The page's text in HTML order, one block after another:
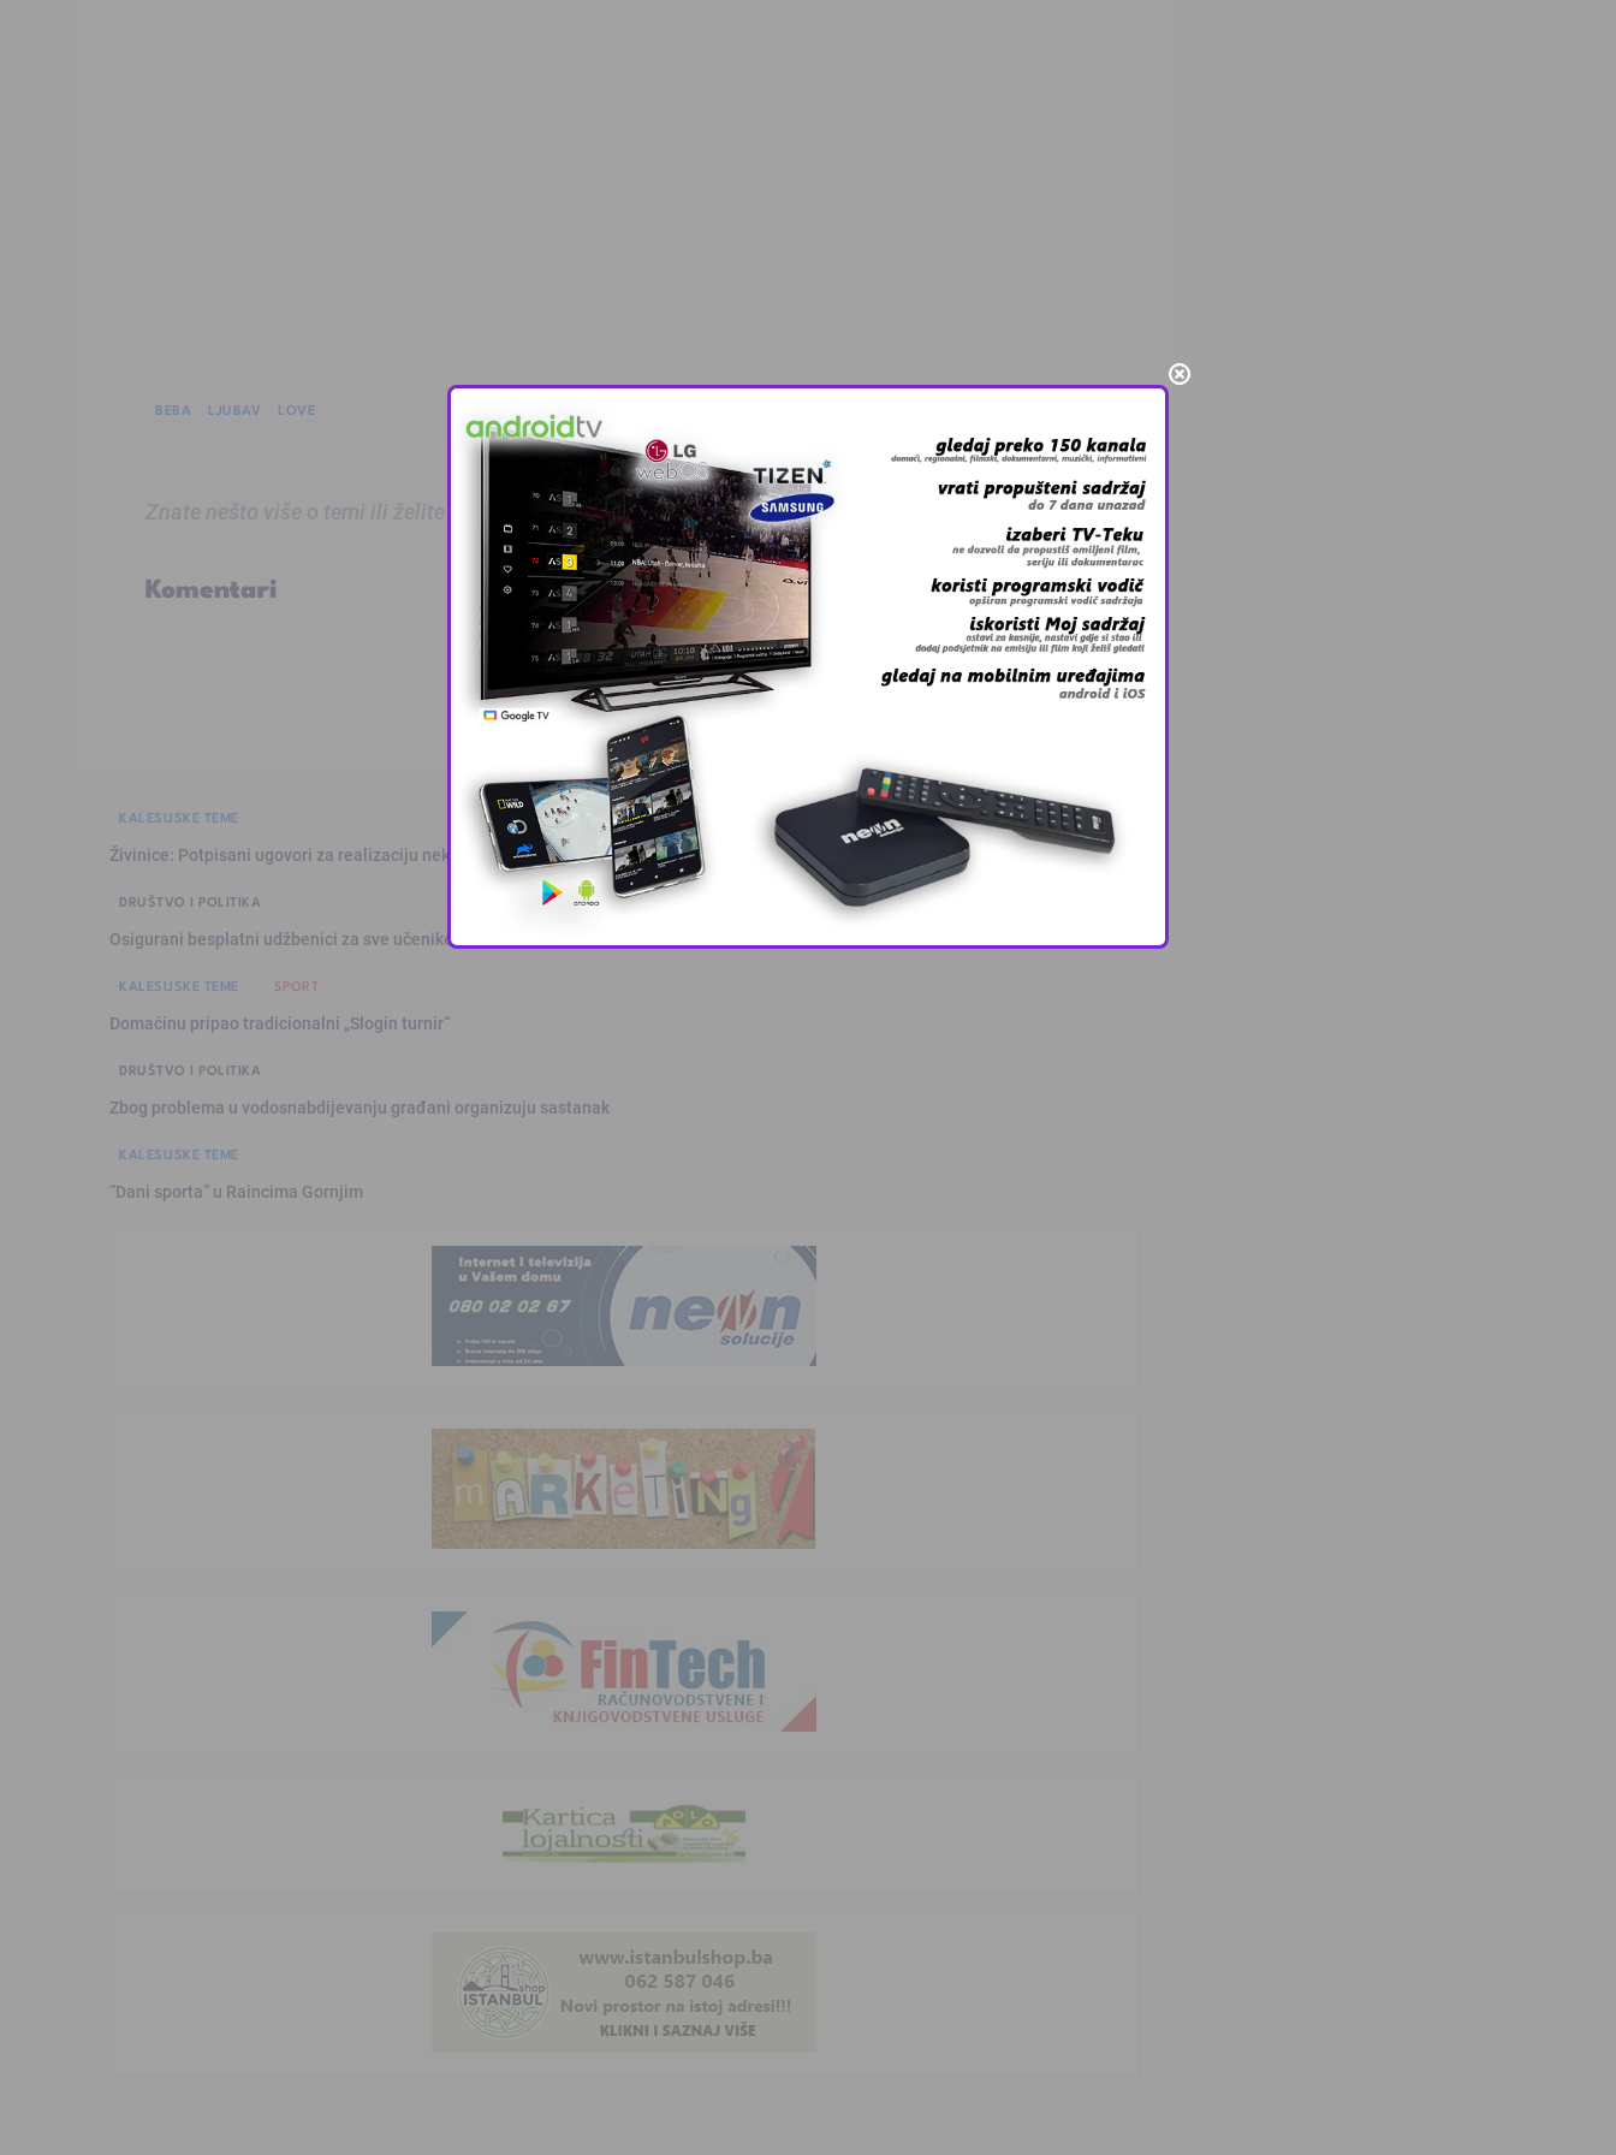
BEBA LJUBAV LOVE
Znate nešto više o temi ili želite prijaviti grešku u tekstu?
Komentari
KALESIJSKE TEME
Živinice: Potpisani ugovori za realizaciju nekoliko infrastrukturnih …
DRUŠTVO I POLITIKA
Osigurani besplatni udžbenici za sve učenike osnovnih škola u Tuzla …
KALESIJSKE TEME SPORT
Domaćinu pripao tradicionalni „Slogin turnir“
DRUŠTVO I POLITIKA
Zbog problema u vodosnabdijevanju građani organizuju sastanak
KALESIJSKE TEME
“Dani sporta” u Raincima Gornjim